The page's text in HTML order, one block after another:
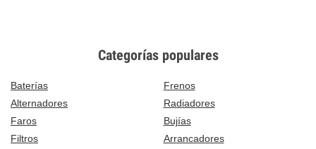
Categorías populares
Baterías
Frenos
Alternadores
Radiadores
Faros
Bujías
Filtros
Arrancadores